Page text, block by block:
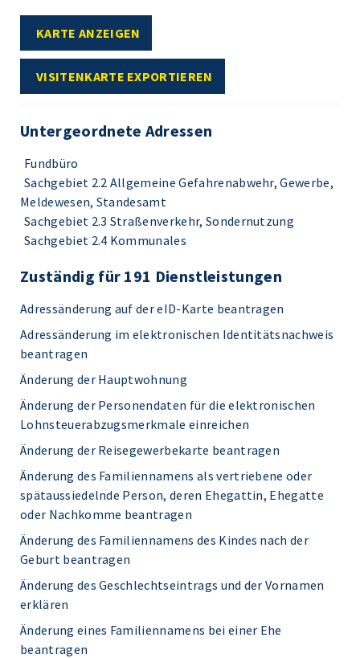
KARTE ANZEIGEN
VISITENKARTE EXPORTIEREN
Untergeordnete Adressen
Fundbüro
Sachgebiet 2.2 Allgemeine Gefahrenabwehr, Gewerbe,
Meldewesen, Standesamt
Sachgebiet 2.3 Straßenverkehr, Sondernutzung
Sachgebiet 2.4 Kommunales
Zuständig für 191 Dienstleistungen
Adressänderung auf der eID-Karte beantragen
Adressänderung im elektronischen Identitätsnachweis
beantragen
Änderung der Hauptwohnung
Änderung der Personendaten für die elektronischen
Lohnsteuerabzugsmerkmale einreichen
Änderung der Reisegewerbekarte beantragen
Änderung des Familiennamens als vertriebene oder
spätaussiedelnde Person, deren Ehegattin, Ehegatte
oder Nachkomme beantragen
Änderung des Familiennamens des Kindes nach der
Geburt beantragen
Änderung des Geschlechtseintrags und der Vornamen
erklären
Änderung eines Familiennamens bei einer Ehe
beantragen